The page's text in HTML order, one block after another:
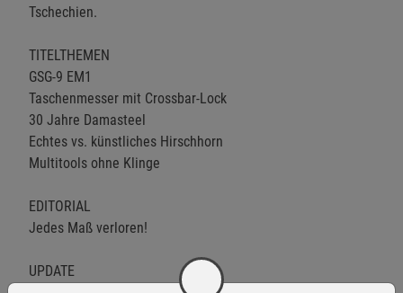
Tschechien.
TITELTHEMEN
GSG-9 EM1
Taschenmesser mit Crossbar-Lock
30 Jahre Damasteel
Echtes vs. künstliches Hirschhorn
Multitools ohne Klinge
EDITORIAL
Jedes Maß verloren!
UPDATE